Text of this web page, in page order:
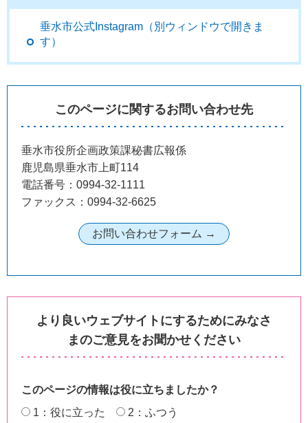
垂水市公式Instagram（別ウィンドウで開きま
す）
このページに関するお問い合わせ先
垂水市役所企画政策課秘書広報係
鹿児島県垂水市上町114
電話番号：0994-32-1111
ファックス：0994-32-6625
より良いウェブサイトにするためにみなさ
まのご意見をお聞かせください
このページの情報は役に立ちましたか？
1：役に立った
2：ふつう